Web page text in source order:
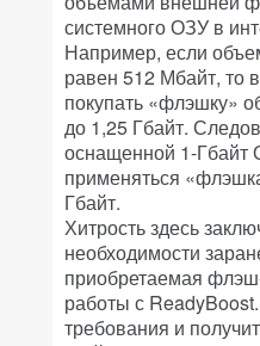
системного ОЗУ в
Например, если
равен 512 Мбайт,
покупать «флэшку»
до 1,25 Гбайт.
оснащенной 1-Гбайт
применяться
Гбайт.
Хитрость здесь
необходимости
приобретаемая
работы с
требования и